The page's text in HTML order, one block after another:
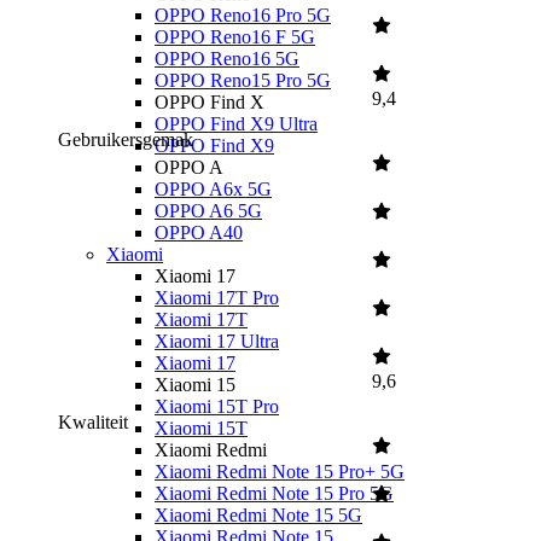
OPPO Reno16 Pro 5G
OPPO Reno16 F 5G
OPPO Reno16 5G
OPPO Reno15 Pro 5G
OPPO Find X
OPPO Find X9 Ultra
OPPO Find X9
OPPO A
OPPO A6x 5G
OPPO A6 5G
OPPO A40
Xiaomi
Xiaomi 17
Xiaomi 17T Pro
Xiaomi 17T
Xiaomi 17 Ultra
Xiaomi 17
Xiaomi 15
Xiaomi 15T Pro
Xiaomi 15T
Xiaomi Redmi
Xiaomi Redmi Note 15 Pro+ 5G
Xiaomi Redmi Note 15 Pro 5G
Xiaomi Redmi Note 15 5G
Xiaomi Redmi Note 15
9,4
Gebruikersgemak
9,6
Kwaliteit